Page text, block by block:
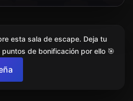
esta sala de escape. Deja tu
de bonificación por ello 🎯